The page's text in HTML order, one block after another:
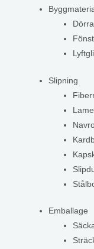
Slipning
Emballage